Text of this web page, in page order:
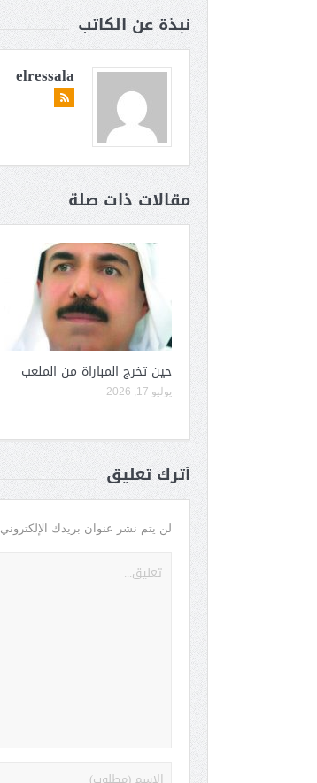
نبذة عن الكاتب
elressala
مقالات ذات صلة
حين تخرج المباراة من الملعب
يوليو 17, 2026
أترك تعليق
لن يتم نشر عنوان بريدك الإلكتروني.